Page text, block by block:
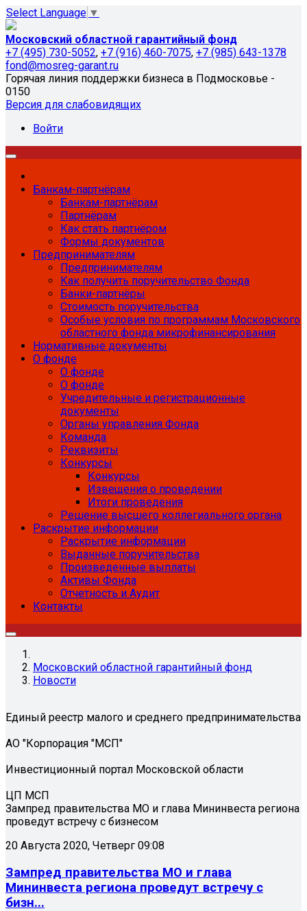
Select Language ▼
Московский областной гарантийный фонд
+7 (495) 730-5052, +7 (916) 460-7075, +7 (985) 643-1378
fond@mosreg-garant.ru
Горячая линия поддержки бизнеса в Подмосковье -
0150
Версия для слабовидящих
Войти
Банкам-партнёрам
Банкам-партнёрам
Партнёрам
Как стать партнёром
Формы документов
Предпринимателям
Предпринимателям
Как получить поручительство Фонда
Банки-партнёры
Стоимость поручительства
Особые условия по программам Московского
областного фонда микрофинансирования
Нормативные документы
О фонде
О фонде
О фонде
Учредительные и регистрационные
документы
Органы управления Фонда
Команда
Реквизиты
Конкурсы
Конкурсы
Извещения о проведении
Итоги проведения
Решение высшего коллегиального органа
Раскрытие информации
Раскрытие информации
Выданные поручительства
Произведенные выплаты
Активы Фонда
Отчетность и Аудит
Контакты
Московский областной гарантийный фонд
Новости
Единый реестр малого и среднего предпринимательства
АО "Корпорация "МСП"
Инвестиционный портал Московской области
ЦП МСП
Зампред правительства МО и глава Мининвеста региона
проведут встречу с бизнесом
20 Августа 2020, Четверг 09:08
Зампред правительства МО и глава
Мининвеста региона проведут встречу с
бизн...